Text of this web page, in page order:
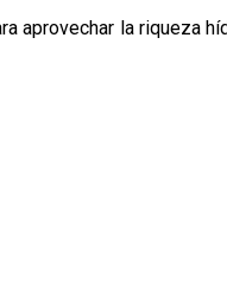
aprovechar la riqueza